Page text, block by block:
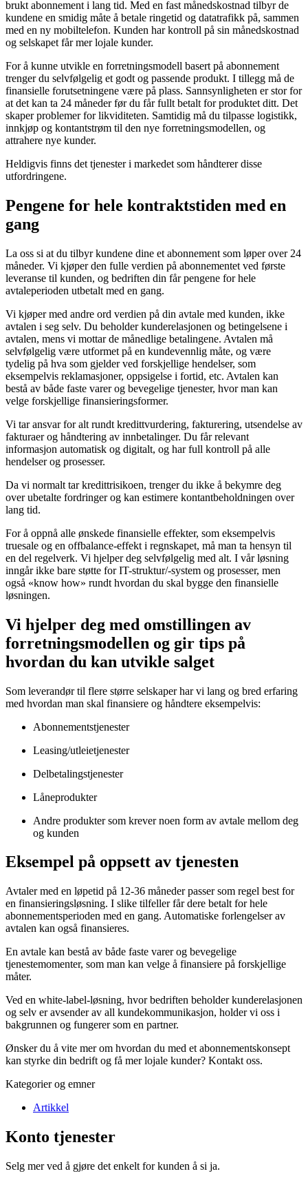
brukt abonnement i lang tid. Med en fast månedskostnad tilbyr de
kundene en smidig måte å betale ringetid og datatrafikk på, sammen
med en ny mobiltelefon. Kunden har kontroll på sin månedskostnad
og selskapet får mer lojale kunder.
For å kunne utvikle en forretningsmodell basert på abonnement
trenger du selvfølgelig et godt og passende produkt. I tillegg må de
finansielle forutsetningene være på plass. Sannsynligheten er stor for
at det kan ta 24 måneder før du får fullt betalt for produktet ditt. Det
skaper problemer for likviditeten. Samtidig må du tilpasse logistikk,
innkjøp og kontantstrøm til den nye forretningsmodellen, og
attrahere nye kunder.
Heldigvis finns det tjenester i markedet som håndterer disse
utfordringene.
Pengene for hele kontraktstiden med en
gang
La oss si at du tilbyr kundene dine et abonnement som løper over 24
måneder. Vi kjøper den fulle verdien på abonnementet ved første
leveranse til kunden, og bedriften din får pengene for hele
avtaleperioden utbetalt med en gang.
Vi kjøper med andre ord verdien på din avtale med kunden, ikke
avtalen i seg selv. Du beholder kunderelasjonen og betingelsene i
avtalen, mens vi mottar de månedlige betalingene. Avtalen må
selvfølgelig være utformet på en kundevennlig måte, og være
tydelig på hva som gjelder ved forskjellige hendelser, som
eksempelvis reklamasjoner, oppsigelse i fortid, etc. Avtalen kan
bestå av både faste varer og bevegelige tjenester, hvor man kan
velge forskjellige finansieringsformer.
Vi tar ansvar for alt rundt kredittvurdering, fakturering, utsendelse av
fakturaer og håndtering av innbetalinger. Du får relevant
informasjon automatisk og digitalt, og har full kontroll på alle
hendelser og prosesser.
Da vi normalt tar kredittrisikoen, trenger du ikke å bekymre deg
over ubetalte fordringer og kan estimere kontantbeholdningen over
lang tid.
For å oppnå alle ønskede finansielle effekter, som eksempelvis
truesale og en offbalance-effekt i regnskapet, må man ta hensyn til
en del regelverk. Vi hjelper deg selvfølgelig med alt. I vår løsning
inngår ikke bare støtte for IT-struktur/-system og prosesser, men
også «know how» rundt hvordan du skal bygge den finansielle
løsningen.
Vi hjelper deg med omstillingen av
forretningsmodellen og gir tips på
hvordan du kan utvikle salget
Som leverandør til flere større selskaper har vi lang og bred erfaring
med hvordan man skal finansiere og håndtere eksempelvis:
Abonnementstjenester
Leasing/utleietjenester
Delbetalingstjenester
Låneprodukter
Andre produkter som krever noen form av avtale mellom deg
og kunden
Eksempel på oppsett av tjenesten
Avtaler med en løpetid på 12-36 måneder passer som regel best for
en finansieringsløsning. I slike tilfeller får dere betalt for hele
abonnementsperioden med en gang. Automatiske forlengelser av
avtalen kan også finansieres.
En avtale kan bestå av både faste varer og bevegelige
tjenestemomenter, som man kan velge å finansiere på forskjellige
måter.
Ved en white-label-løsning, hvor bedriften beholder kunderelasjonen
og selv er avsender av all kundekommunikasjon, holder vi oss i
bakgrunnen og fungerer som en partner.
Ønsker du å vite mer om hvordan du med et abonnementskonsept
kan styrke din bedrift og få mer lojale kunder? Kontakt oss.
Kategorier og emner
Artikkel
Konto tjenester
Selg mer ved å gjøre det enkelt for kunden å si ja.